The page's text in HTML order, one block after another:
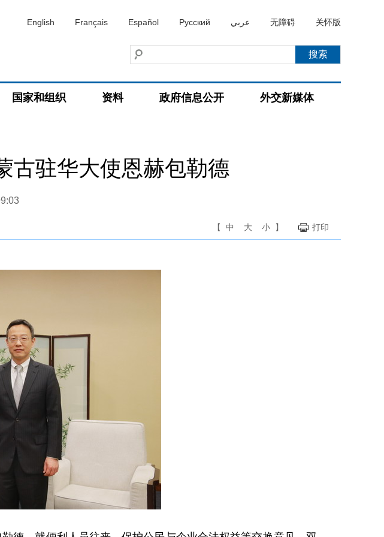
English Français Español Русский عربي 无障碍 关怀版
国家和组织 资料 政府信息公开 外交新媒体
古驻华大使恩赫包勒德
【 中 大 小 】 打印